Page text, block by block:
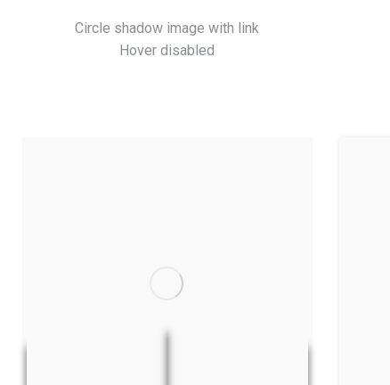
Circle shadow image with link
Hover disabled